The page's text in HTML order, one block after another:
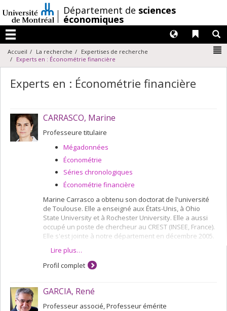
au
contenu
/Département de sciences
économiques
Menu
Liens
Langues
Accueil La recherche
Expertises de recherche
Experts en : Économétrie financière
Experts en : Économétrie financière
CARRASCO, Marine
Professeure titulaire
Mégadonnées
Économétrie
Séries chronologiques
Économétrie financière
Marine Carrasco a obtenu son doctorat de l'université
de Toulouse. Elle a enseigné aux États-Unis, à Ohio
State University et à Rochester University. Elle a aussi
occupé un poste de chercheur au CREST (INSEE, France).
Elle s'est jointe à notre département en décembre 2005.
Ses activités de recherche portent sur deux sujets
principaux. D'une part, elle s’intéresse aux tests de
stabilité des paramètres et à leurs applications en
travaille sur les méthodes de régularisation dans le
contexte de mégadonnées. Elle étudie en particulier la
méthode des moments généralisés quand il y a une
Lire plus…
Profil complet
GARCIA, René
Professeur associé, Professeur émérite